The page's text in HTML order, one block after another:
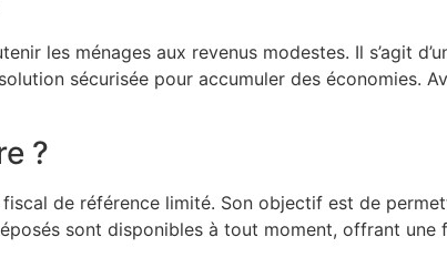
les ménages aux revenus modestes. Il s’agit
sécurisée pour accumuler des économies.
?
de référence limité. Son objectif est de
sont disponibles à tout moment, offrant